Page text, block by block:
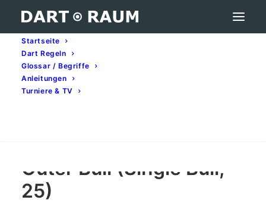
Startseite
Dart Regeln
Glossar / Begriffe
Anleitungen
Turniere & TV
Outer Bull (Single Bull, 25) – Darts-Begriff
Home
Darts-Glossar (A–Z): Begriffe & Bedeutung
Outer Bull (Single Bull,
25)